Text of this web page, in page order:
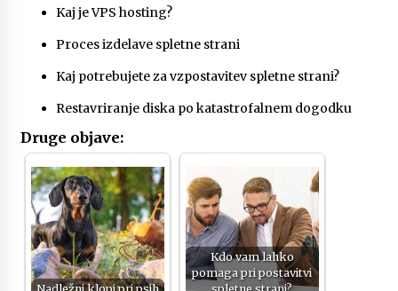
Kaj je VPS hosting?
Proces izdelave spletne strani
Kaj potrebujete za vzpostavitev spletne strani?
Restavriranje diska po katastrofalnem dogodku
Druge objave:
Kdo vam lahko
pomaga pri postavitvi